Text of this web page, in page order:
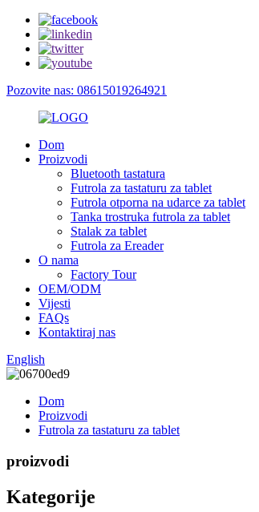
Pozovite nas: 08615019264921
Dom
Proizvodi
Bluetooth tastatura
Futrola za tastaturu za tablet
Futrola otporna na udarce za tablet
Tanka trostruka futrola za tablet
Stalak za tablet
Futrola za Ereader
O nama
Factory Tour
OEM/ODM
Vijesti
FAQs
Kontaktiraj nas
English
Dom
Proizvodi
Futrola za tastaturu za tablet
proizvodi
Kategorije